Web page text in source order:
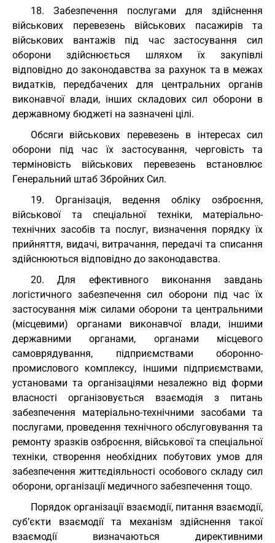
18. Забезпечення послугами для здійснення
військових перевезень військових пасажирів та
військових вантажів під час застосування сил
оборони здійснюється шляхом їх закупівлі
відповідно до законодавства за рахунок та в межах
видатків, передбачених для центральних органів
виконавчої влади, інших складових сил оборони в
державному бюджеті на зазначені цілі.
Обсяги військових перевезень в інтересах сил
оборони під час їх застосування, черговість та
терміновість військових перевезень встановлює
Генеральний штаб Збройних Сил.
19. Організація, ведення обліку озброєння,
військової та спеціальної техніки, матеріально-
технічних засобів та послуг, визначення порядку їх
прийняття, видачі, витрачання, передачі та списання
здійснюються відповідно до законодавства.
20. Для ефективного виконання завдань
логістичного забезпечення сил оборони під час їх
застосування між силами оборони та центральними
(місцевими) органами виконавчої влади, іншими
державними органами, органами місцевого
самоврядування, підприємствами оборонно-
промислового комплексу, іншими підприємствами,
установами та організаціями незалежно від форми
власності організовується взаємодія з питань
забезпечення матеріально-технічними засобами та
послугами, проведення технічного обслуговування та
ремонту зразків озброєння, військової та спеціальної
техніки, створення необхідних побутових умов для
забезпечення життєдіяльності особового складу сил
оборони, організації медичного забезпечення тощо.
Порядок організації взаємодії, питання взаємодії,
суб’єкти взаємодії та механізм здійснення такої
взаємодії визначаються директивними